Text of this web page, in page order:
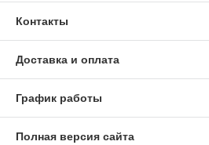
Контакты
Доставка и оплата
График работы
Полная версия сайта